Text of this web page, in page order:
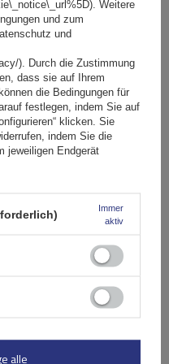
Dachgepäckträger
165,29 €+5%
Weitere
und zum
und
). Durch die Zustimmung
dass sie auf Ihrem
die Bedingungen für
festlegen, indem Sie auf
klicken. Sie
indem Sie die
jeweiligen Endgerät
Immer
aktiv
alle